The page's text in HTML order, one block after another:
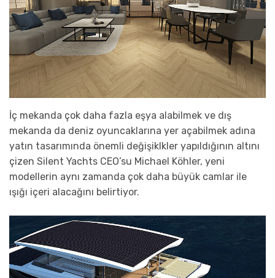
İç mekanda çok daha fazla eşya alabilmek ve dış
mekanda da deniz oyuncaklarına yer açabilmek adına
yatın tasarımında önemli değişiklkler yapıldığının altını
çizen Silent Yachts CEO’su Michael Köhler, yeni
modellerin aynı zamanda çok daha büyük camlar ile
ışığı içeri alacağını belirtiyor.